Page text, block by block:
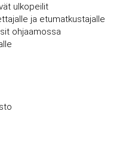
ulkopeilit
ja etumatkustajalle
ohjaamossa